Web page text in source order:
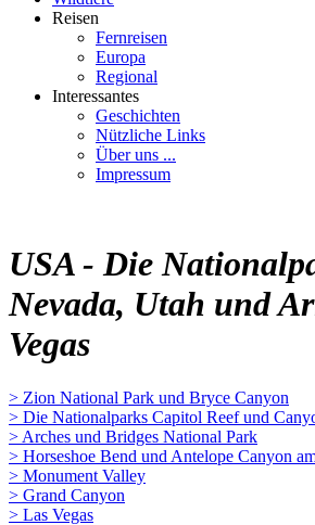
Reisen
Fernreisen
Europa
Regional
Interessantes
Geschichten
Nützliche Links
Über uns ...
Impressum
USA - Die
Nevada, Utah und
Vegas
> Zion National Park und Bryce Canyon
> Die Nationalparks Capitol Reef und
> Arches und Bridges National Park
> Horseshoe Bend und Antelope Canyon
> Monument Valley
> Grand Canyon
> Las Vegas